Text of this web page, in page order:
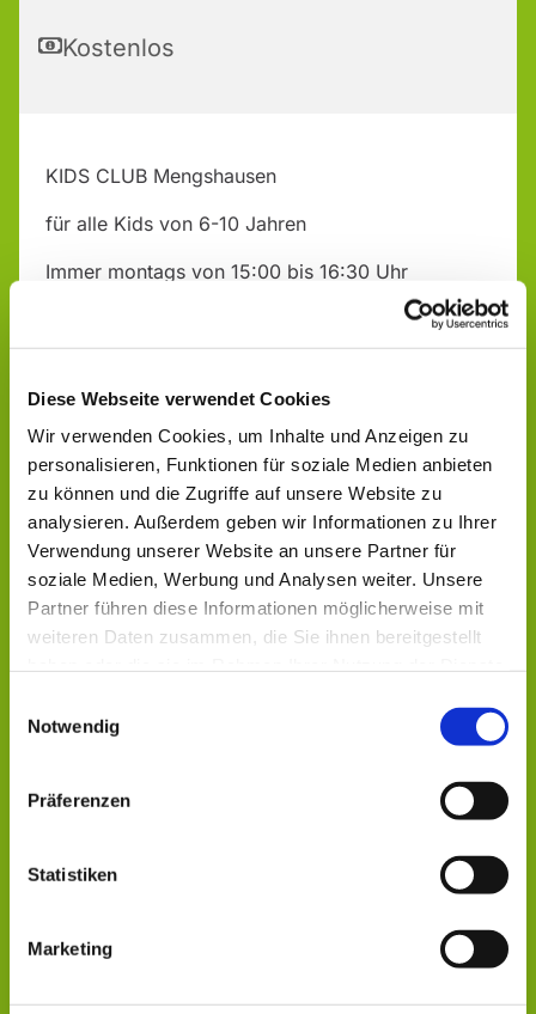
Diese Webseite verwendet Cookies
Wir verwenden Cookies, um Inhalte und Anzeigen zu
personalisieren, Funktionen für soziale Medien anbieten
zu können und die Zugriffe auf unsere Website zu
analysieren. Außerdem geben wir Informationen zu Ihrer
Verwendung unserer Website an unsere Partner für
soziale Medien, Werbung und Analysen weiter. Unsere
Partner führen diese Informationen möglicherweise mit
weiteren Daten zusammen, die Sie ihnen bereitgestellt
Notwendig
Präferenzen
Statistiken
Marketing
Kostenlos
KIDS CLUB Mengshausen
für alle Kids von 6-10 Jahren
Immer montags von 15:00 bis 16:30 Uhr
Infos & Anmeldung bei:
Tel.: 0151 14170618
Dies könnte Sie auch